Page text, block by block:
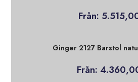
Från:
Ginger 2127 Barstol
Från: